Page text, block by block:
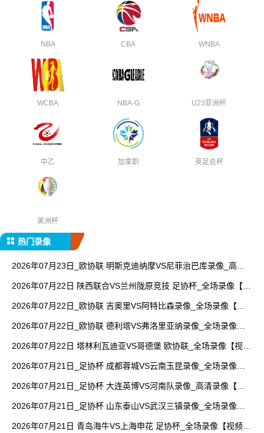
NBA CBA WNBA
WCBA NBA-G U23亚洲杯
中乙 加拿职 英足总杯
美洲杯
热门录像
2026年07月23日_欧协联 明斯克迪纳摩VS尼菲治巴库录像_高清
2026年07月22日 陕西联合VS兰州陇原竞技 足协杯_全场录像【全
2026年07月22日_欧协联 吉奥里VS阿特比森录像_全场录像【全
2026年07月22日_欧协联 德利塔VS弗洛里亚纳录像_全场录像
2026年07月22日 塔林利瓦迪亚VS哥德堡 欧协联_全场录像【视频
2026年07月21日_足协杯 成都蓉城VS云南玉昆录像_全场录像
2026年07月21日_足协杯 大连英博VS河南队录像_高清录像【全
2026年07月21日_足协杯 山东泰山VS武汉三镇录像_全场录像
2026年07月21日 青岛海牛VS上海申花 足协杯_全场录像【视频集